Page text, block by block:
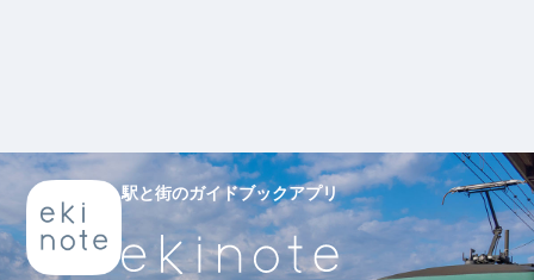
駅と街のガイドブックアプリ